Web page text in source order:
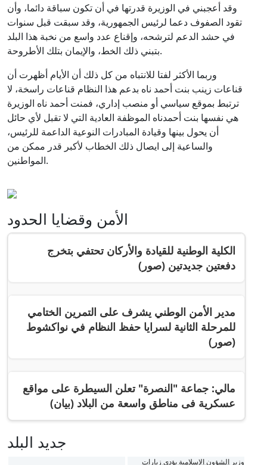
وقد أعجبني في الوزيرة قدرتها في أن تكون سباقة دائما، وأن
تقود الصفوف دعما لرئيس الجمهورية، وقد سبقت قبل سنوات
في حشد الدعم لترشحه، وإقناع عدد واسع من نخبة هذا البلد
بتبني ذلك الخط، والإيمان بتلك الأطروحة.
وربما الأكثر لفتا للانتباه من كل ذلك أن الأيام أظهرت أن
قناعات زينب بنت أحمد ناه بدعم هذا النظام قناعات راسخة، لا
ترتبط بموقع سياسي أو منصب إداري، فمنت أحمد ناه الوزيرة
هي نفسها بنت أحمدناه الموظفة العادية التي لا تقبل لأي حائل
أن يحول بينها وقيادة المبادرات النوعية الداعمة للرئيس،
والساعية إلى ايصال ذلك الخطاب لأكبر قدر ممكن من
المواطنين.
الأمن وقضايا الحدود
الكلية الوطنية للقيادة والأركان تحتفي بتخرج
دفعتين جديدتين (صور)
مدير الأمن الوطني يشرف على التمرين الختامي
للمرحلة الثانية لسرايا حفظ النظام في نواكشوط
(صور)
مالي: جماعة "النصرة" تعلن السيطرة على مواقع
عسكرية فى مناطق واسعة من البلاد (بيان)
جديد البلد
وزير الشؤون الإسلامية يؤدي زيارات